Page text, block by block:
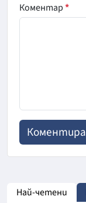
Коментар*
Най-четени